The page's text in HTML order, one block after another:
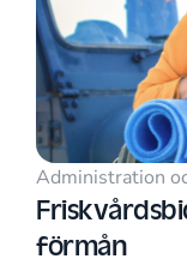
Administration
förmån